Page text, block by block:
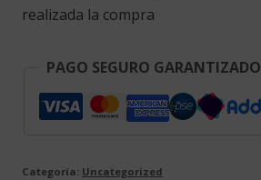
realizada la compra
PAGO SEGURO GARANTIZADO
Categoría: Uncategorized